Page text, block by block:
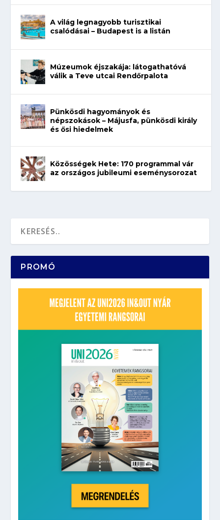
A világ legnagyobb turisztikai
csalódásai – Budapest is a listán
Múzeumok éjszakája: látogathatóvá
válik a Teve utcai Rendőrpalota
Pünkösdi hagyományok és
népszokások – Májusfa, pünkösdi király
és ősi hiedelmek
Közösségek Hete: 170 programmal vár
az országos jubileumi eseménysorozat
PROMÓ